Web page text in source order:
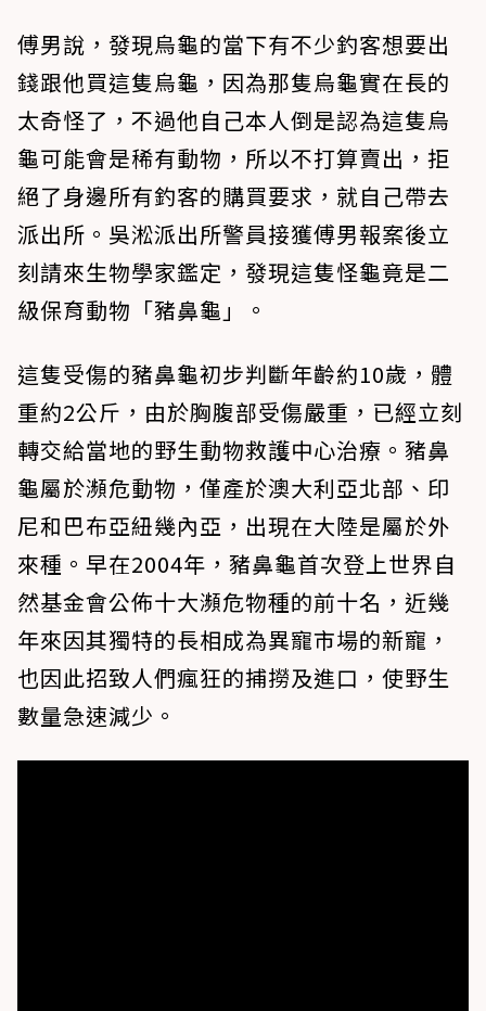
傅男說，發現烏龜的當下有不少釣客想要出
錢跟他買這隻烏龜，因為那隻烏龜實在長的
太奇怪了，不過他自己本人倒是認為這隻烏
龜可能會是稀有動物，所以不打算賣出，拒
絕了身邊所有釣客的購買要求，就自己帶去
派出所。吳淞派出所警員接獲傅男報案後立
刻請來生物學家鑑定，發現這隻怪龜竟是二
級保育動物「豬鼻龜」。
這隻受傷的豬鼻龜初步判斷年齡約10歲，體
重約2公斤，由於胸腹部受傷嚴重，已經立刻
轉交給當地的野生動物救護中心治療。豬鼻
龜屬於瀕危動物，僅產於澳大利亞北部、印
尼和巴布亞紐幾內亞，出現在大陸是屬於外
來種。早在2004年，豬鼻龜首次登上世界自
然基金會公佈十大瀕危物種的前十名，近幾
年來因其獨特的長相成為異寵市場的新寵，
也因此招致人們瘋狂的捕撈及進口，使野生
數量急速減少。